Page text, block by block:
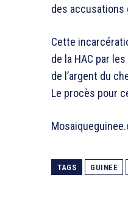
des accusations
Cette
de la HAC par
de l’argent du
Le procès pour
TAGS GUINEE